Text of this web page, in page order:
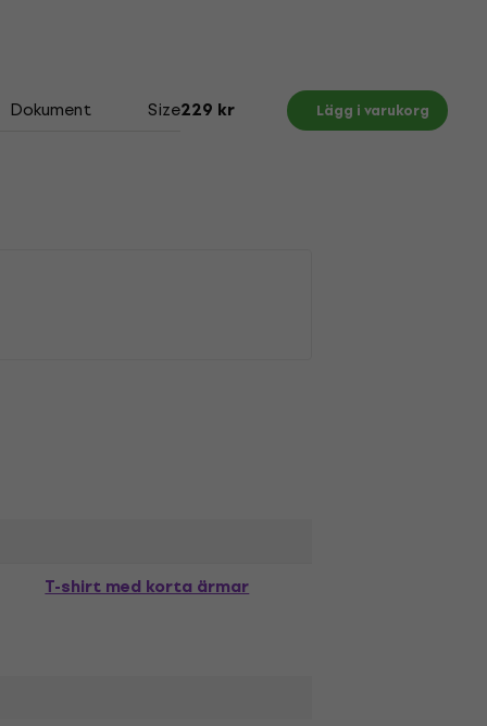
Dokument Size Chart
229 kr Lägg i varukorg
T-shirt med korta ärmar